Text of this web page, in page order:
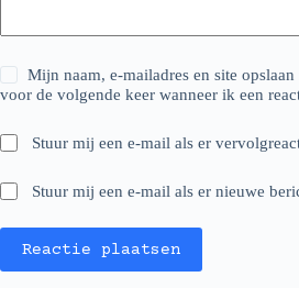
Mijn naam, e-mailadres en site
voor de volgende keer wanneer ik een
Stuur mij een e-mail als er
Stuur mij een e-mail als er nieuwe
Reactie plaatsen